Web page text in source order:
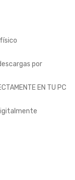
por
EN TU PC